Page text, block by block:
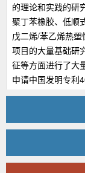
的理论和实践的研
聚丁苯橡胶、低顺
戊二烯/苯乙烯热
项目的大量基础研
征等方面进行了大
申请中国发明专利